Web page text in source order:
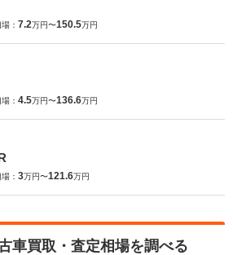
： 7.2万円〜150.5万円
： 4.5万円〜136.6万円
： 3万円〜121.6万円
車買取・査定相場を調べる